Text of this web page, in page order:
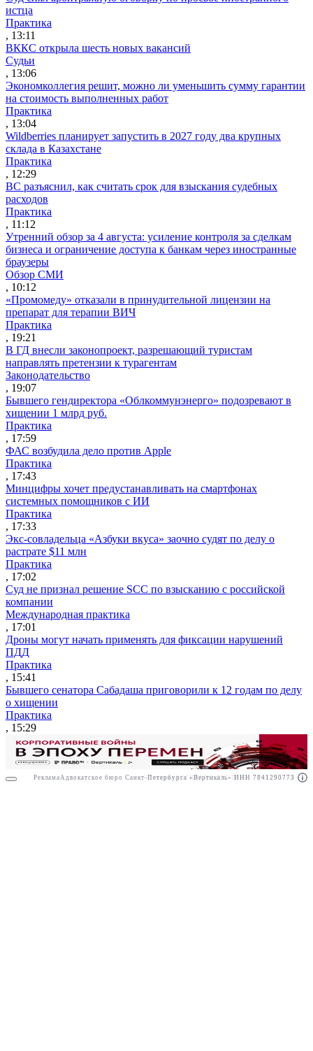
РекламаАО"ПРАВО.РУ" ИНН: 7708095468
истца
Практика
, 13:11
ВККС открыла шесть новых вакансий
Судьи
, 13:06
Экономколлегия решит, можно ли уменьшить сумму гарантии
на стоимость выполненных работ
Практика
, 13:04
Wildberries планирует запустить в 2027 году два крупных
склада в Казахстане
Практика
, 12:29
ВС разъяснил, как считать срок для взыскания судебных
расходов
Практика
, 11:12
Утренний обзор за 4 августа: усиление контроля за сделкам
бизнеса и ограничение доступа к банкам через иностранные
браузеры
Обзор СМИ
, 10:12
«Промомеду» отказали в принудительной лицензии на
препарат для терапии ВИЧ
Практика
, 19:21
В ГД внесли законопроект, разрешающий туристам
направлять претензии к турагентам
Законодательство
, 19:07
Бывшего гендиректора «Облкоммунэнерго» подозревают в
хищении 1 млрд руб.
Практика
, 17:59
ФАС возбудила дело против Apple
Практика
, 17:43
Минцифры хочет предустанавливать на смартфонах
системных помощников с ИИ
Практика
, 17:33
Экс-совладельца «Азбуки вкуса» заочно судят по делу о
растрате $11 млн
Практика
, 17:02
Суд не признал решение SCC по взысканию с российской
компании
Международная практика
, 17:01
Дроны могут начать применять для фиксации нарушений
ПДД
Практика
, 15:41
Бывшего сенатора Сабадаша приговорили к 12 годам по делу
о хищении
Практика
, 15:29
Реклама Адвокатское бюро Санкт-Петербурга «Вертикаль» ИНН 7841290773